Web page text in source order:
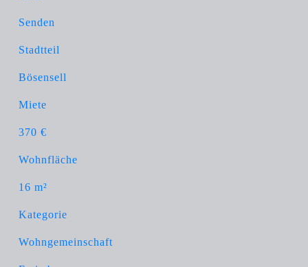
Senden
Stadtteil
Bösensell
Miete
370 €
Wohnfläche
16 m²
Kategorie
Wohngemeinschaft